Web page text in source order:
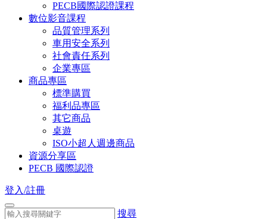
PECB國際認證課程
數位影音課程
品質管理系列
車用安全系列
社會責任系列
企業專區
商品專區
標準購買
福利品專區
其它商品
桌遊
ISO小超人週邊商品
資源分享區
PECB 國際認證
登入/註冊
搜尋